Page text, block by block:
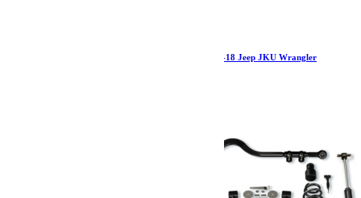
Jeep JKU Aluminum Winch Hawse Fairlead 07-18 Jeep JKU Wrangler